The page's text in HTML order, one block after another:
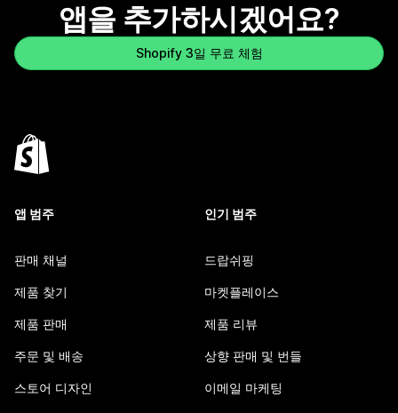
앱을 추가하시겠어요?
Shopify 3일 무료 체험
앱 범주
판매 채널
제품 찾기
제품 판매
주문 및 배송
스토어 디자인
인기 범주
드랍쉬핑
마켓플레이스
제품 리뷰
상향 판매 및 번들
이메일 마케팅